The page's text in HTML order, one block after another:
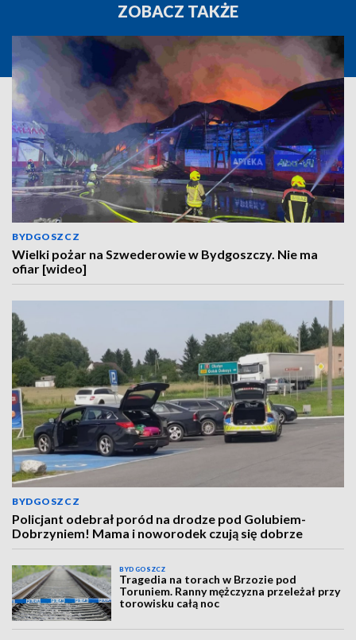
ZOBACZ TAKŻE
BYDGOSZCZ
Wielki pożar na Szwederowie w Bydgoszczy. Nie ma
ofiar [wideo]
BYDGOSZCZ
Policjant odebrał poród na drodze pod Golubiem-
Dobrzyniem! Mama i noworodek czują się dobrze
BYDGOSZCZ
Tragedia na torach w Brzozie pod
Toruniem. Ranny mężczyzna przeleżał przy
torowisku całą noc